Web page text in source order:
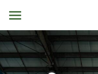
首頁
喵坊產品